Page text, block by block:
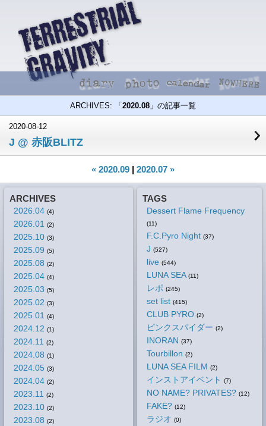
ARCHIVES: 「2020.08 」の記事一覧
2020-08-12
J @ 赤阪BLITZ
« 2020.09 | 2020.07 »
ARCHIVES
2026.04 (4)
2026.01 (2)
2025.10 (3)
2025.09 (5)
2025.08 (2)
2025.04 (4)
2025.03 (5)
2025.02 (3)
2025.01 (4)
2024.12 (1)
2024.11 (2)
2024.08 (1)
2024.05 (3)
2024.04 (2)
2023.11 (2)
2023.10 (2)
2023.08 (2)
TAGS
Dessert Flame Frequency
(11)
F.C.Pyro Night (37)
J (527)
live (544)
LUNA SEA (11)
レポ (245)
set list (415)
CLUB PYRO (2)
ピンクスパイダー (2)
INORAN (37)
Tourbillon (2)
LUNA SEA FILM (2)
インストアイベント (7)
NO NAME? PRIVATES? (12)
FAKE? (12)
ラジオ (0)